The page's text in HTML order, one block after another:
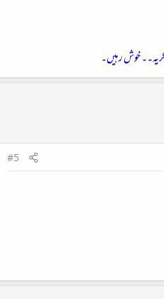
خوش رہیں۔
#5